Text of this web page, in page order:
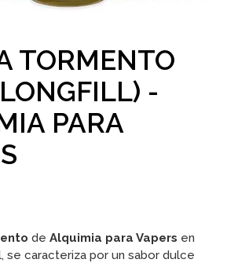
TORMENTO
-
PARA
de Alquimia para Vapers en
se caracteriza por un sabor dulce